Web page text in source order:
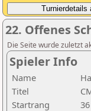
22. Offenes
Die Seite wurde zuletzt
Spieler Info
Name
Titel
Startrang
36